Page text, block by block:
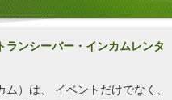
ランシーバー・インカムレンタ
）は、 イベントだけでなく、